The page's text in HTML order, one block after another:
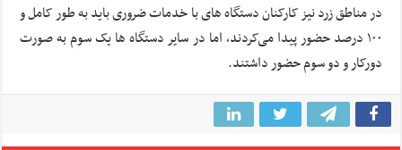
در مناطق زرد نیز کارکنان دستگاه های با خدمات ضروری باید به طور کامل و
۱۰۰ درصد حضور پیدا می‌کردند، اما در سایر دستگاه ها یک سوم به صورت
دورکار و دو سوم حضور داشتند.